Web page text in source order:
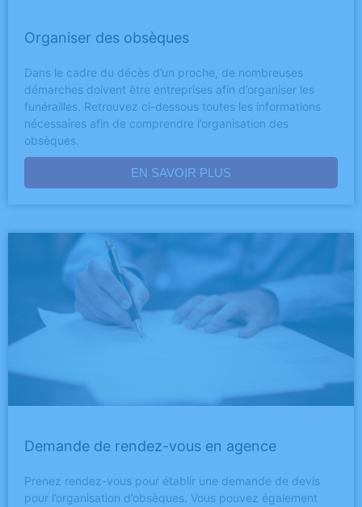
Organiser des obsèques
Dans le cadre du décès d’un proche, de nombreuses
démarches doivent être entreprises afin d’organiser les
funérailles. Retrouvez ci-dessous toutes les informations
nécessaires afin de comprendre l’organisation des
obsèques.
EN SAVOIR PLUS
Demande de rendez-vous en agence
Prenez rendez-vous pour établir une demande de devis
pour l’organisation d’obsèques. Vous pouvez également